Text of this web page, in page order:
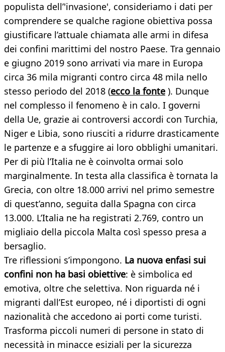
populista dell’'invasione', consideriamo i dati per
comprendere se qualche ragione obiettiva possa
giustificare l’attuale chiamata alle armi in difesa
dei confini marittimi del nostro Paese. Tra gennaio
e giugno 2019 sono arrivati via mare in Europa
circa 36 mila migranti contro circa 48 mila nello
stesso periodo del 2018 (ecco la fonte ). Dunque
nel complesso il fenomeno è in calo. I governi
della Ue, grazie ai controversi accordi con Turchia,
Niger e Libia, sono riusciti a ridurre drasticamente
le partenze e a sfuggire ai loro obblighi umanitari.
Per di più l’Italia ne è coinvolta ormai solo
marginalmente. In testa alla classifica è tornata la
Grecia, con oltre 18.000 arrivi nel primo semestre
di quest’anno, seguita dalla Spagna con circa
13.000. L’Italia ne ha registrati 2.769, contro un
migliaio della piccola Malta così spesso presa a
bersaglio.
Tre riflessioni s’impongono. La nuova enfasi sui
confini non ha basi obiettive: è simbolica ed
emotiva, oltre che selettiva. Non riguarda né i
migranti dall’Est europeo, né i diportisti di ogni
nazionalità che accedono ai porti come turisti.
Trasforma piccoli numeri di persone in stato di
necessità in minacce esiziali per la sicurezza